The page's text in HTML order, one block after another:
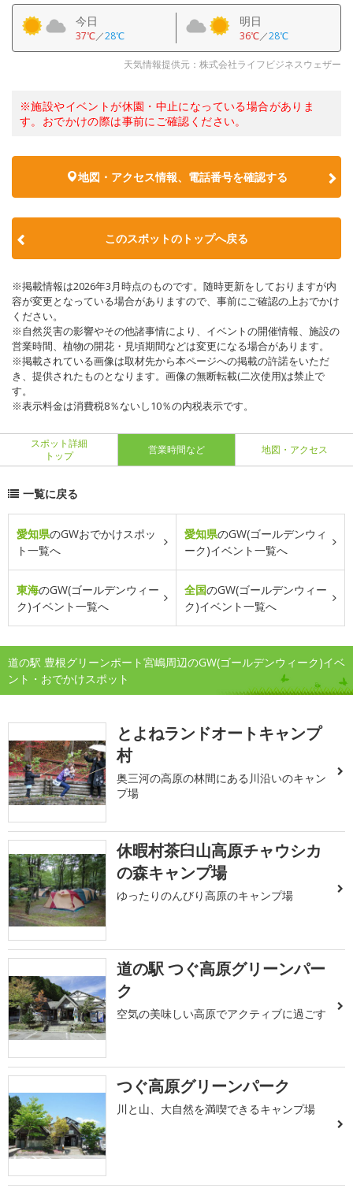
今日
37℃／28℃
明日
36℃／28℃
天気情報提供元：株式会社ライフビジネスウェザー
※施設やイベントが休園・中止になっている場合がありま
す。おでかけの際は事前にご確認ください。
地図・アクセス情報、電話番号を確認する
このスポットのトップへ戻る
※掲載情報は2026年3月時点のものです。随時更新をしておりますが内
容が変更となっている場合がありますので、事前にご確認の上おでかけ
ください。
※自然災害の影響やその他諸事情により、イベントの開催情報、施設の
営業時間、植物の開花・見頃期間などは変更になる場合があります。
※掲載されている画像は取材先から本ページへの掲載の許諾をいただ
き、提供されたものとなります。画像の無断転載(二次使用)は禁止で
す。
※表示料金は消費税8％ないし10％の内税表示です。
スポット詳細
トップ
営業時間など 地図・アクセス
一覧に戻る
愛知県のGWおでかけスポッ
ト一覧へ
愛知県のGW(ゴールデンウィ
ーク)イベント一覧へ
東海のGW(ゴールデンウィー
ク)イベント一覧へ
全国のGW(ゴールデンウィー
ク)イベント一覧へ
道の駅 豊根グリーンポート宮嶋周辺のGW(ゴールデンウィーク)イベ
ント・おでかけスポット
とよねランドオートキャンプ
村
奥三河の高原の林間にある川沿いのキャン
プ場
休暇村茶臼山高原チャウシカ
の森キャンプ場
ゆったりのんびり高原のキャンプ場
道の駅 つぐ高原グリーンパー
ク
空気の美味しい高原でアクティブに過ごす
つぐ高原グリーンパーク
川と山、大自然を満喫できるキャンプ場